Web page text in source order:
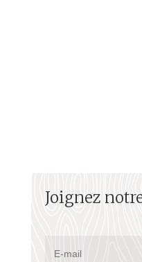
Joignez